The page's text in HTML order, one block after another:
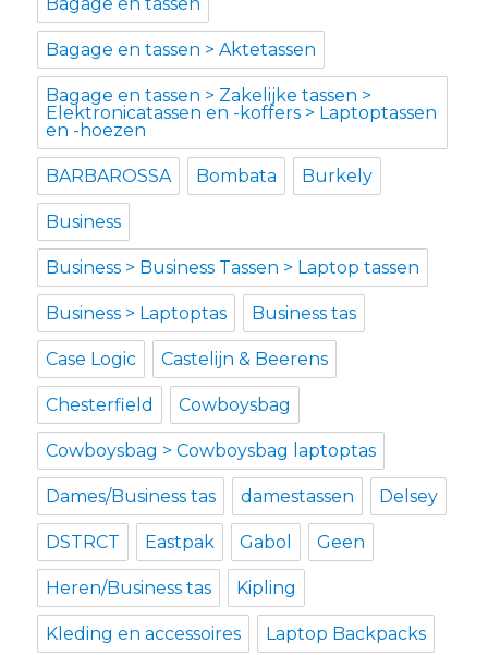
Bagage en tassen
Bagage en tassen > Aktetassen
Bagage en tassen > Zakelijke tassen >
Elektronicatassen en -koffers > Laptoptassen
en -hoezen
BARBAROSSA Bombata Burkely
Business
Business > Business Tassen > Laptop tassen
Business > Laptoptas Business tas
Case Logic Castelijn & Beerens
Chesterfield Cowboysbag
Cowboysbag > Cowboysbag laptoptas
Dames/Business tas damestassen Delsey
DSTRCT Eastpak Gabol Geen
Heren/Business tas Kipling
Kleding en accessoires Laptop Backpacks